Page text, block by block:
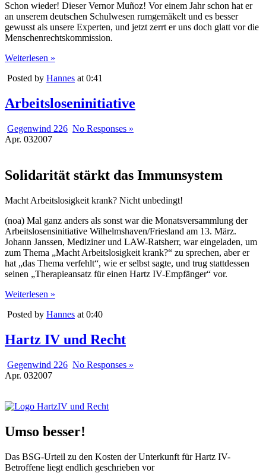
Schon wieder! Dieser Vernor Muñoz! Vor einem Jahr schon hat er
an unserem deutschen Schulwesen rumgemäkelt und es besser
gewusst als unsere Experten, und jetzt zerrt er uns doch glatt vor die
Menschenrechtskommission.
Weiterlesen »
Posted by Hannes at 0:41
Arbeitsloseninitiative
Gegenwind 226 No Responses »
Apr. 032007
Solidarität stärkt das Immunsystem
Macht Arbeitslosigkeit krank? Nicht unbedingt!
(noa) Mal ganz anders als sonst war die Monatsversammlung der
Arbeitslosensinitiative Wilhelmshaven/Friesland am 13. März.
Johann Janssen, Mediziner und LAW-Ratsherr, war eingeladen, um
zum Thema „Macht Arbeitslosigkeit krank?“ zu sprechen, aber er
hat „das Thema verfehlt“, wie er selbst sagte, und trug stattdessen
seinen „Therapieansatz für einen Hartz IV-Empfänger“ vor.
Weiterlesen »
Posted by Hannes at 0:40
Hartz IV und Recht
Gegenwind 226 No Responses »
Apr. 032007
Umso besser!
Das BSG-Urteil zu den Kosten der Unterkunft für Hartz IV-
Betroffene liegt endlich geschrieben vor